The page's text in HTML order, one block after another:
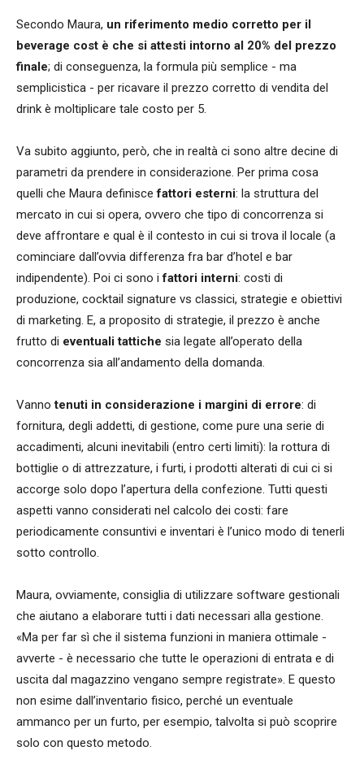
Secondo Maura, un riferimento medio corretto per il
beverage cost è che si attesti intorno al 20% del prezzo
finale; di conseguenza, la formula più semplice - ma
semplicistica - per ricavare il prezzo corretto di vendita del
drink è moltiplicare tale costo per 5.
Va subito aggiunto, però, che in realtà ci sono altre decine di
parametri da prendere in considerazione. Per prima cosa
quelli che Maura definiscefattori esterni: la struttura del
mercato in cui si opera, ovvero che tipo di concorrenza si
deve affrontare e qual è il contesto in cui si trova il locale (a
cominciare dall’ovvia differenza fra bar d’hotel e bar
indipendente). Poi ci sono i fattori interni: costi di
produzione, cocktail signature vs classici, strategie e obiettivi
di marketing. E, a proposito di strategie, il prezzo è anche
frutto di eventuali tattiche sia legate all’operato della
concorrenza sia all’andamento della domanda.
Vannotenuti in considerazione i margini di errore: di
fornitura, degli addetti, di gestione, come pure una serie di
accadimenti, alcuni inevitabili (entro certi limiti): la rottura di
bottiglie o di attrezzature, i furti, i prodotti alterati di cui ci si
accorge solo dopo l’apertura della confezione. Tutti questi
aspetti vanno considerati nel calcolo dei costi: fare
periodicamente consuntivi e inventari è l’unico modo di tenerli
sotto controllo.
Maura, ovviamente, consiglia di utilizzare software gestionali
che aiutano a elaborare tutti i dati necessari alla gestione.
«Ma per far sì che il sistema funzioni in maniera ottimale -
avverte - è necessario che tutte le operazioni di entrata e di
uscita dal magazzino vengano sempre registrate». E questo
non esime dall’inventario fisico, perché un eventuale
ammanco per un furto, per esempio, talvolta si può scoprire
solo con questo metodo.